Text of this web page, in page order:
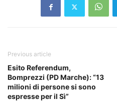
Previous article
Esito Referendum,
Bomprezzi (PD Marche): “13
milioni di persone si sono
espresse per il Sì”